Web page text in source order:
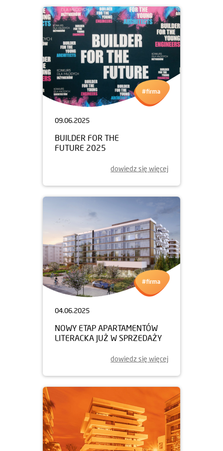
09.06.2025
BUILDER FOR THE
FUTURE 2025
dowiedz się więcej
04.06.2025
NOWY ETAP APARTAMENTÓW
LITERACKA JUŻ W SPRZEDAŻY
dowiedz się więcej